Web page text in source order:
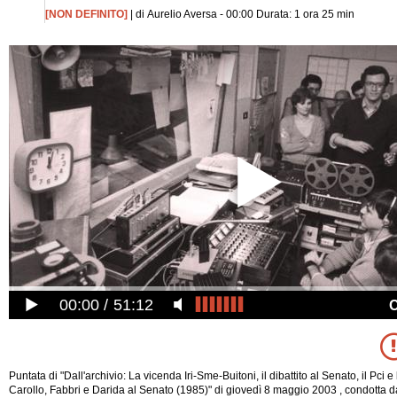
[NON DEFINITO] | di Aurelio Aversa - 00:00 Durata: 1 ora 25 min
00:00 51:12
Puntata di "Dall'archivio: La vicenda Iri-Sme-Buitoni, il dibattito al Senato, il Pci
Carollo, Fabbri e Darida al Senato (1985)" di giovedì 8 maggio 2003 , condotta